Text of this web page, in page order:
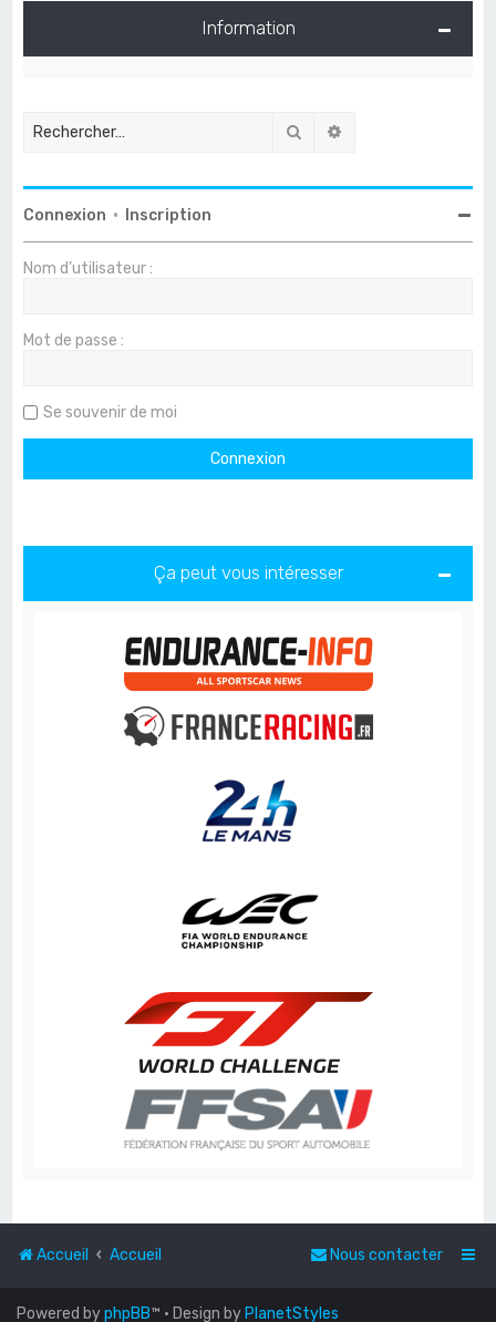
Information
Rechercher
Connexion • Inscription
Nom d’utilisateur :
Mot de passe :
Se souvenir de moi
Ça peut vous intéresser
Accueil Accueil Nous contacter
Powered byphpBB™ • Design by PlanetStyles